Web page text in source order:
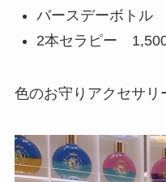
バースデーボトル
2本セラピー
色のお守りアクセサリ